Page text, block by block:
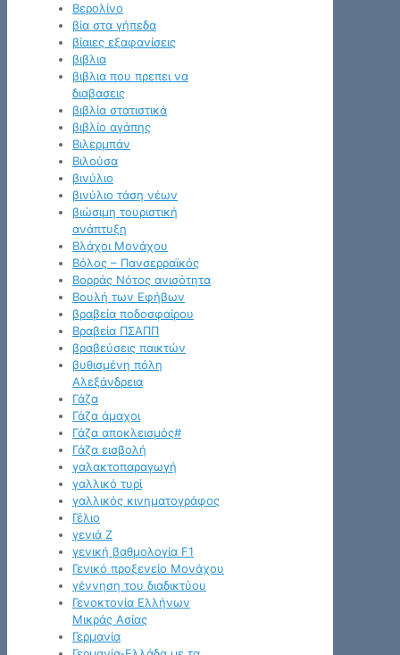
Βερολίνο
βία στα γήπεδα
βίαιες εξαφανίσεις
βιβλια
βιβλια που πρεπει να
διαβασεις
βιβλία στατιστικά
βιβλίο αγάπης
Βιλερμπάν
Βιλούσα
βινύλιο
βινύλιο τάση νέων
βιώσιμη τουριστική
ανάπτυξη
Βλάχοι Μονάχου
Βόλος – Πανσερραϊκός
Βορράς Νότος ανισότητα
Βουλή των Εφήβων
βραβεία ποδοσφαίρου
Βραβεία ΠΣΑΠΠ
βραβεύσεις παικτών
βυθισμένη πόλη
Αλεξάνδρεια
Γάζα
Γάζα άμαχοι
Γάζα αποκλεισμός#
Γάζα εισβολή
γαλακτοπαραγωγή
γαλλικό τυρί
γαλλικός κινηματογράφος
Γέλιο
γενιά Z
γενική βαθμολογία F1
Γενικό προξενείο Μονάχου
γέννηση του διαδικτύου
Γενοκτονία Ελλήνων
Μικράς Ασίας
Γερμανία